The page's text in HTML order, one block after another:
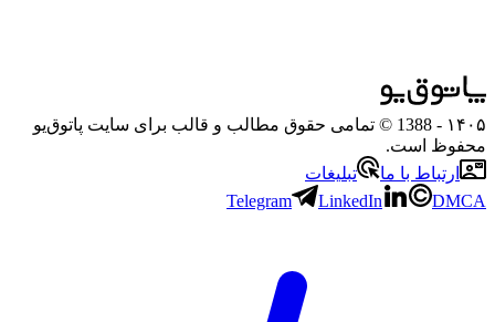
۱۴۰۵
- 1388 © تمامی حقوق مطالب و قالب برای سایت پاتوق‌یو
محفوظ است.
ارتباط با ما
تبلیغات
Telegram
LinkedIn DMCA